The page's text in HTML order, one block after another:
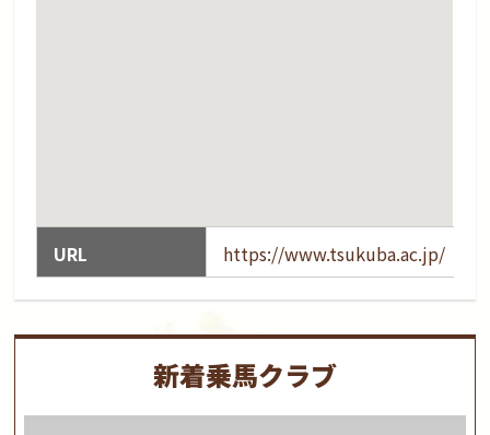
URL https://www.tsukuba.ac.jp/
新着乗馬クラブ